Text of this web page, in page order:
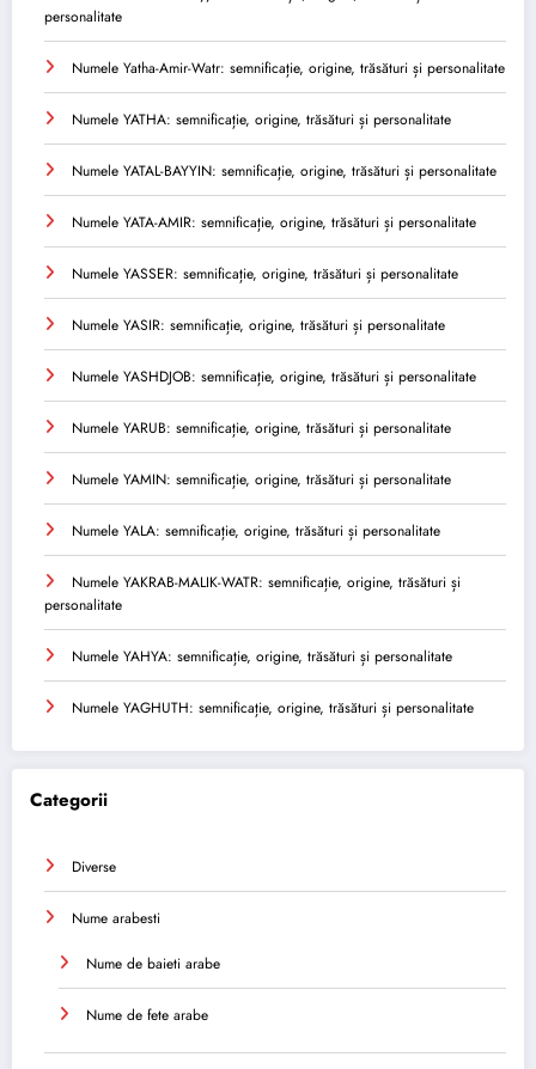
personalitate
Numele Yatha-Amir-Watr: semnificație, origine, trăsături și personalitate
Numele YATHA: semnificație, origine, trăsături și personalitate
Numele YATAL-BAYYIN: semnificație, origine, trăsături și personalitate
Numele YATA-AMIR: semnificație, origine, trăsături și personalitate
Numele YASSER: semnificație, origine, trăsături și personalitate
Numele YASIR: semnificație, origine, trăsături și personalitate
Numele YASHDJOB: semnificație, origine, trăsături și personalitate
Numele YARUB: semnificație, origine, trăsături și personalitate
Numele YAMIN: semnificație, origine, trăsături și personalitate
Numele YALA: semnificație, origine, trăsături și personalitate
Numele YAKRAB-MALIK-WATR: semnificație, origine, trăsături și
personalitate
Numele YAHYA: semnificație, origine, trăsături și personalitate
Numele YAGHUTH: semnificație, origine, trăsături și personalitate
Categorii
Diverse
Nume arabesti
Nume de baieti arabe
Nume de fete arabe